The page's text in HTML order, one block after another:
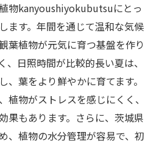
葉植物の魅力と育て方のポ
県で育てる観葉植物
のコツ
めの茨城県産観葉植物
る際の基本的なポイント
合わせた観葉植物の育て方
物kanyoushiyokubutsuにとっ
ます。年間を通じて温和な気候
葉植物が元気に育つ基盤を作り
、日照時間が比較的長い夏は、
、葉をより鮮やかに育てます。
植物がストレスを感じにくく、
果もあります。さらに、茨城県
、植物の水分管理が容易で、初